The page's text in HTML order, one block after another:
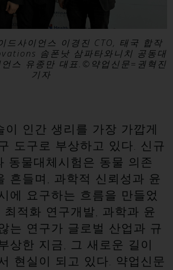
드사이언스 이경진 CTO, 태국 합작
솜폰낫 삼파타와니치 공동대
스 유종만 대표.©약업신문=권혁진
기자
이 인간 생리를 가장 가깝게
도구로 부상하고 있다. 신규
동물대체시험은 동물 의존
흔들며, 과학적 신뢰성과 윤
에 요구하는 흐름을 만들었
적화 연구개발, 과학과 윤
는 연구가 글로벌 산업과 규
상한 지금, 그 새로운 길이
현실이 되고 있다. 약업신문